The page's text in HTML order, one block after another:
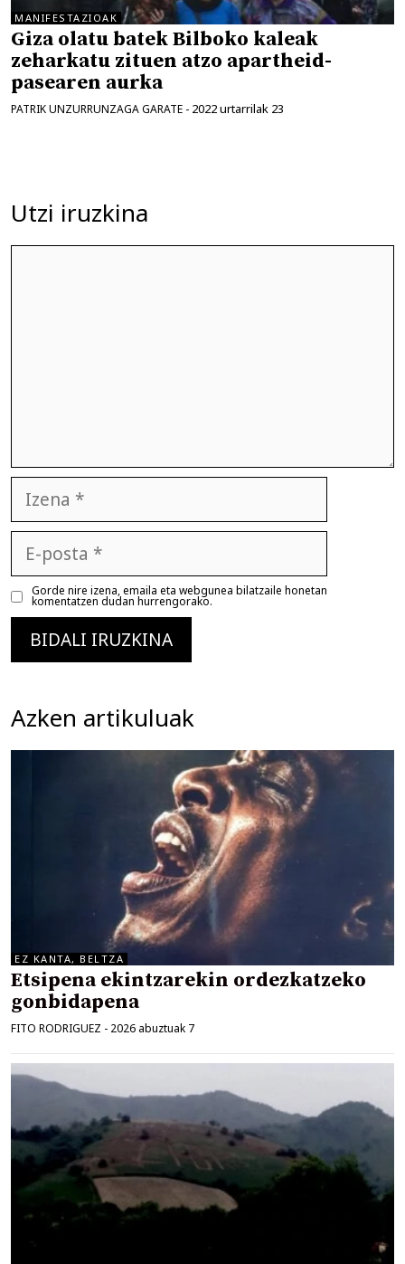
MANIFESTAZIOAK
Giza olatu batek Bilboko kaleak
zeharkatu zituen atzo apartheid-
pasearen aurka
PATRIK UNZURRUNZAGA GARATE - 2022 urtarrilak 23
Utzi iruzkina
posta
Gorde nire izena, emaila eta webgunea bilatzaile honetan
komentatzen dudan hurrengorako.
Azken artikuluak
EZ KANTA, BELTZA
Etsipena ekintzarekin ordezkatzeko
gonbidapena
FITO RODRIGUEZ - 2026 abuztuak 7